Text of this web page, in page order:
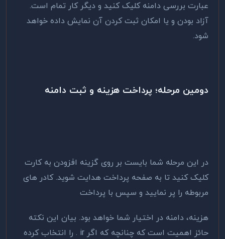
عبارت بررسی دامنه کلیک کنید و دیگر کار تمام است.
آزاد بودن و یا امکان ثبت کردن آن نمایش داده خواهد
شود.
دومین مرحله؛ پرداخت هزینه و ثبت دامنه
در این مرحله شما بایست بر روی گزینه افزودن به کارت
کلیک کنید تا به صفحه پرداخت هدایت شوید. کادر های
مربوطه را پر نمایید و سپس با پرداخت
هزینه، دامنه در اختیار شما خواهد بود. بیان این نکته
حائز اهمیت است که چنانچه که اگر ir . را انتخاب کرده